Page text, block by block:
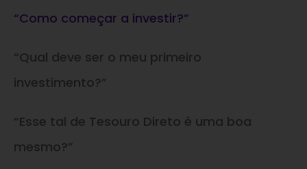
“Como começar a investir?”
“Qual deve ser o meu primeiro
investimento?”
“Esse tal de Tesouro Direto é uma boa
mesmo?”